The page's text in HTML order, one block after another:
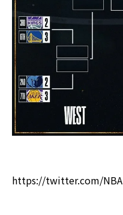
https://twitter.com/NBA